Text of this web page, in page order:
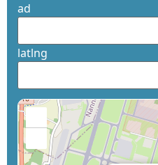
ad
latlng